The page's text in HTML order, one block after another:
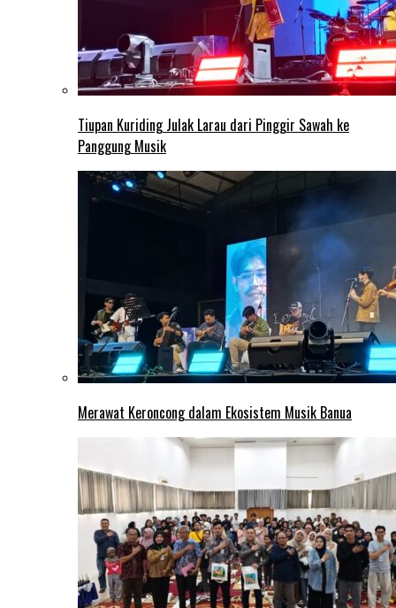
Tiupan Kuriding Julak Larau dari Pinggir Sawah ke
Panggung Musik
Merawat Keroncong dalam Ekosistem Musik Banua